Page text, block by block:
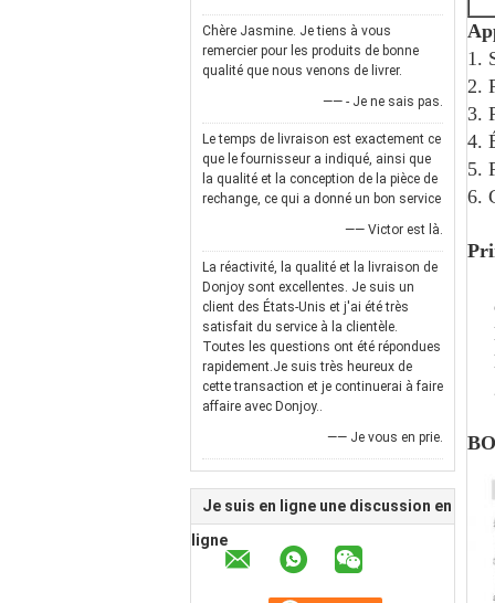
Chère Jasmine. Je tiens à vous
remercier pour les produits de bonne
qualité que nous venons de livrer.
—— - Je ne sais pas.
Le temps de livraison est exactement ce
que le fournisseur a indiqué, ainsi que
la qualité et la conception de la pièce de
rechange, ce qui a donné un bon service
—— Victor est là.
La réactivité, la qualité et la livraison de
Donjoy sont excellentes. Je suis un
client des États-Unis et j'ai été très
satisfait du service à la clientèle.
Toutes les questions ont été répondues
rapidement.Je suis très heureux de
cette transaction et je continuerai à faire
affaire avec Donjoy..
—— Je vous en prie.
Je suis en ligne une discussion en
ligne
1.
2.
3.
4.
5.
6.